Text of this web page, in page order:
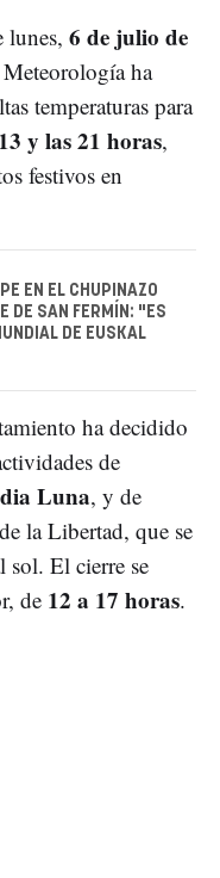
lunes, 6 de julio de
ha
temperaturas para
13 y las 21 horas,
festivos en
EN EL CHUPINAZO
DE SAN FERMÍN: "ES
DE EUSKAL
ha decidido
de
Luna, y de
la Libertad, que se
sol. El cierre se
de 12 a 17 horas.